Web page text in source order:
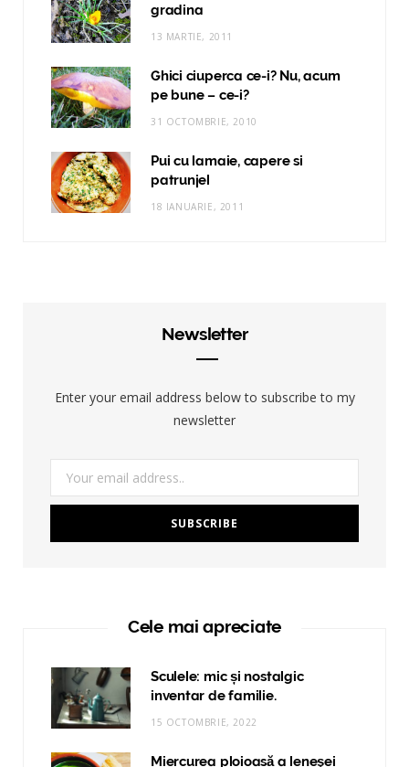
gradina
13 MARTIE, 2011
Ghici ciuperca ce-i? Nu, acum
pe bune – ce-i?
31 OCTOMBRIE, 2010
Pui cu lamaie, capere si
patrunjel
18 IANUARIE, 2011
Newsletter
Enter your email address below to subscribe to my
newsletter
Cele mai apreciate
Sculele: mic și nostalgic
inventar de familie.
15 OCTOMBRIE, 2022
Miercurea ploioasă a leneşei